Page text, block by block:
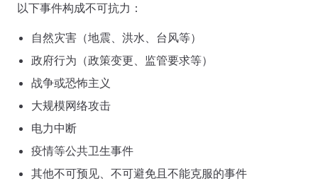
以下事件构成不可抗力：
自然灾害（地震、洪水、台风等）
政府行为（政策变更、监管要求等）
战争或恐怖主义
大规模网络攻击
电力中断
疫情等公共卫生事件
其他不可预见、不可避免且不能克服的事件